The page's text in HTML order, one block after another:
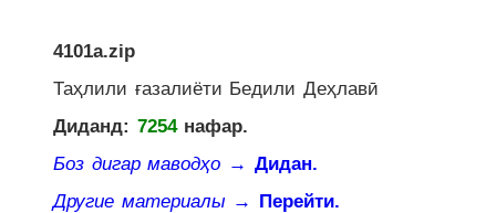
4101a.zip
Таҳлили ғазалиёти Бедили Деҳлавӣ
Диданд: 7254нафар.
Боз дигар маводҳо → Дидан.
Другие материалы → Перейти.